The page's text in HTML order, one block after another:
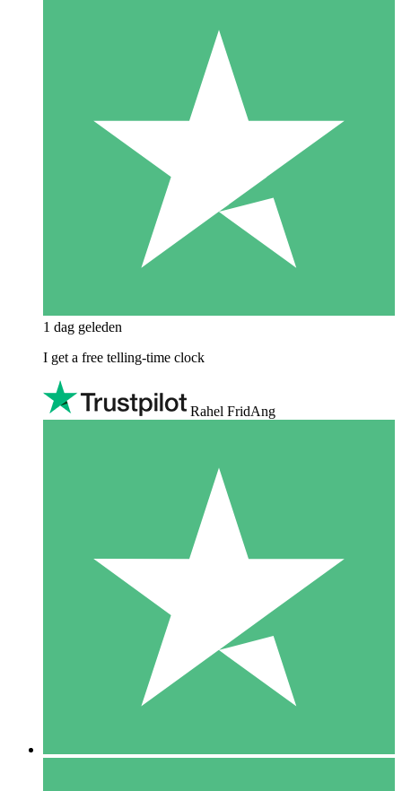
1 dag geleden
I get a free telling-time clock
Rahel FridAng